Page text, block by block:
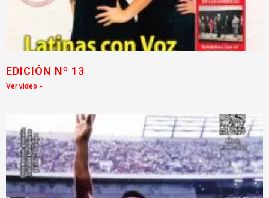
EDICIÓN Nº 13
Ver video »